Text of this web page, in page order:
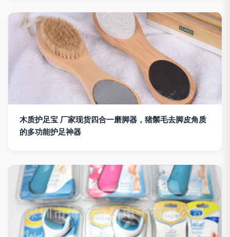
木质护足宝 厂家现货四合一磨脚器，猪鬃毛去脚皮角质
的多功能护足神器